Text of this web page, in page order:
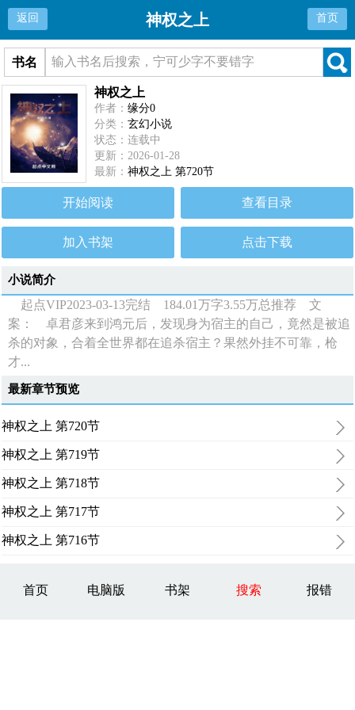
返回 神权之上 首页
书名
神权之上
作者：缘分0
分类：玄幻小说
状态：连载中
更新：2026-01-28
最新：神权之上 第720节
开始阅读 查看目录
加入书架 点击下载
小说简介
起点VIP2023-03-13完结 184.01万字3.55万总推荐 文
案： 卓君彦来到鸿元后，发现身为宿主的自己，竟然是被追
杀的对象，合着全世界都在追杀宿主？果然外挂不可靠，枪
才...
最新章节预览
神权之上 第720节
神权之上 第719节
神权之上 第718节
神权之上 第717节
神权之上 第716节
首页 电脑版 书架 搜索 报错